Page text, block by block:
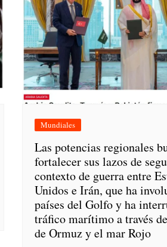
Mundiales
Las potencias regionales
fortalecer sus lazos de
contexto de guerra entre
Unidos e Irán, que ha
países del Golfo y ha
tráfico marítimo a través
de Ormuz y el mar Rojo